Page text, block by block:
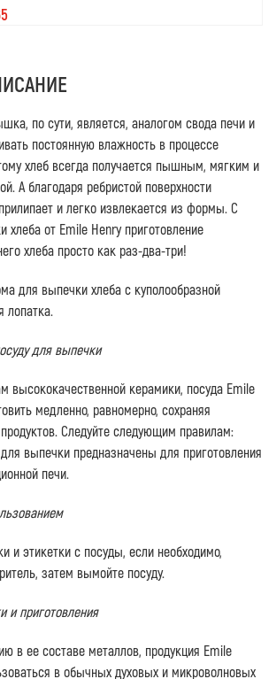
по сути, является, аналогом свода печи и
постоянную влажность в процессе
хлеб всегда получается пышным, мягким и
А благодаря ребристой поверхности
и легко извлекается из формы. С
от Emile Henry приготовление
хлеба просто как раз-два-три!
для выпечки хлеба с куполообразной
лопатка.
для выпечки
высококачественной керамики, посуда Emile
медленно, равномерно, сохраняя
Следуйте следующим правилам:
выпечки предназначены для приготовления
печи.
и этикетки с посуды, если необходимо,
затем вымойте посуду.
и приготовления
в ее составе металлов, продукция Emile
в обычных духовых и микроволновых